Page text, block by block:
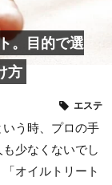
。目的で選
方
エステ
う時、プロの手
少なくないでし
オイルトリート